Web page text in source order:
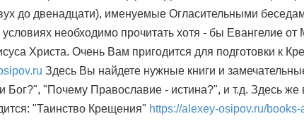
до двенадцати), именуемые Огласительными
необходимо прочитать хотя - бы Евангелие от
Христа. Очень Вам пригодится для подготовки к
Здесь Вы найдете нужные книги и
"Почему Православие - истина?", и т.д. Здесь же
"Таинство Крещения" https://alexey-osipov.ru/books-